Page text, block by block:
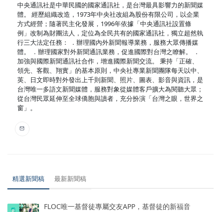
中央通訊社是中華民國的國家通訊社，是台灣最具影響力的新聞媒
體。 經歷組織改造，1973年中央社改組為股份有限公司，以企業
方式經營；隨著民主化發展，1996年依據「中央通訊社設置條
例」改制為財團法人，定位為全民共有的國家通訊社，獨立超然執
行三大法定任務： ．辦理國內外新聞報導業務，服務大眾傳播媒
體。 ．辦理國家對外新聞通訊業務，促進國際對台灣之瞭解。 ．
加強與國際新聞通訊社合作，增進國際新聞交流。 秉持「正確、
領先、客觀、翔實」的基本原則，中央社專業新聞團隊每天以中、
英、日文即時對外發出上千則新聞、照片、圖表、影音與資訊，是
台灣唯一多語文新聞媒體，服務對象從媒體客戶擴大為閱聽大眾；
從台灣民眾延伸至全球僑胞與讀者，充分扮演「台灣之眼，世界之
窗」。
精選新聞稿 最新新聞稿
FLOC唯一基督徒專屬交友APP，基督徒的新福音